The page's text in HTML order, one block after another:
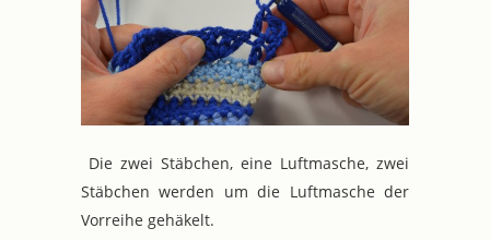
Die zwei Stäbchen, eine Luftmasche, zwei
Stäbchen werden um die Luftmasche der
Vorreihe gehäkelt.